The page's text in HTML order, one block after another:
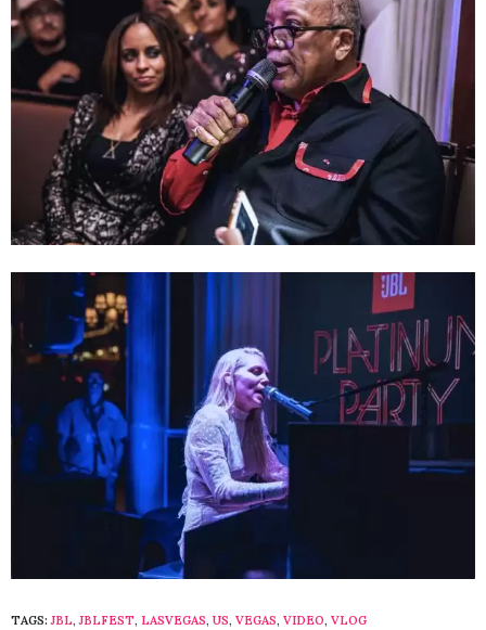
TAGS: JBL,JBLFEST, LASVEGAS, US, VEGAS, VIDEO, VLOG